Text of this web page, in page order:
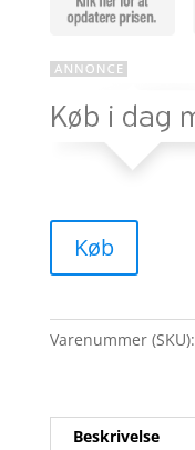
Køb
Varenummer (SKU):
Beskrivelse